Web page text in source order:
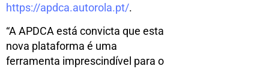
https://apdca.autorola.pt/.
“A APDCA está convicta que esta
nova plataforma é uma
ferramenta imprescindível para o